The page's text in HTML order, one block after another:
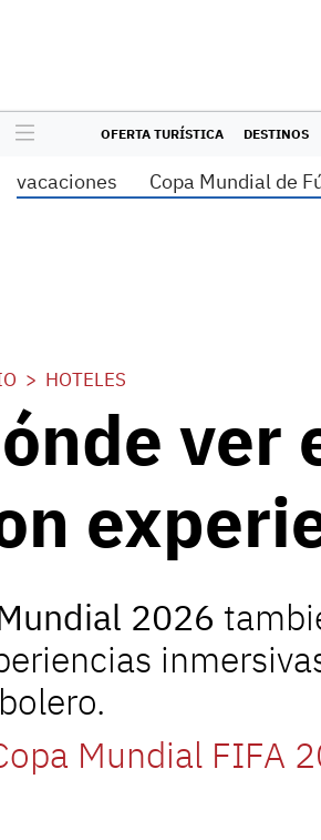
OFERTA TURÍSTICA DESTINOS
vacaciones Copa Mundial de
HOTELES
ver
2026
Mundial FIFA